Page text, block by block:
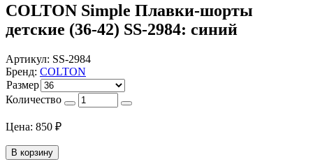
COLTON Simple Плавки-шорты
детские (36-42) SS-2984: синий
Артикул: SS-2984
Бренд: COLTON
Размер
Количество
Цена: 850 ₽
В корзину